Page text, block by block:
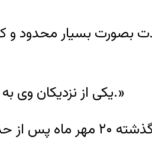
بصورت بسیار محدود و
یکی از نزدیکان وی به گزارشگر هرانا گفت: «آرش صادقی پس از گذشت ۳ ماه همچنان در سلول انفرادی نگهداری می‌شود.»